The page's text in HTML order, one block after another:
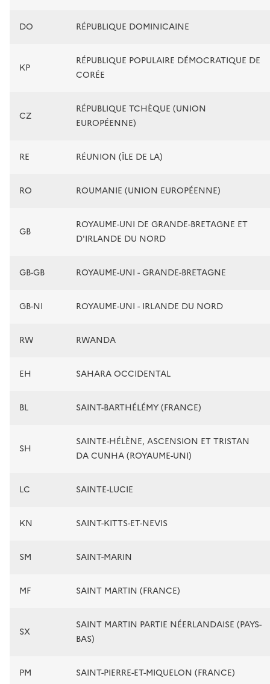
DO RÉPUBLIQUE DOMINICAINE
KP
RÉPUBLIQUE POPULAIRE DÉMOCRATIQUE DE
CORÉE
CZ
RÉPUBLIQUE TCHÈQUE (UNION
EUROPÉENNE)
RE RÉUNION (ÎLE DE LA)
RO ROUMANIE (UNION EUROPÉENNE)
GB
ROYAUME-UNI DE GRANDE-BRETAGNE ET
D'IRLANDE DU NORD
GB-GB ROYAUME-UNI - GRANDE-BRETAGNE
GB-NI ROYAUME-UNI - IRLANDE DU NORD
RW RWANDA
EH SAHARA OCCIDENTAL
BL SAINT-BARTHÉLÉMY (FRANCE)
SH
SAINTE-HÉLÈNE, ASCENSION ET TRISTAN
DA CUNHA (ROYAUME-UNI)
LC SAINTE-LUCIE
KN SAINT-KITTS-ET-NEVIS
SM SAINT-MARIN
MF SAINT MARTIN (FRANCE)
SX
SAINT MARTIN PARTIE NÉERLANDAISE (PAYS-
BAS)
PM SAINT-PIERRE-ET-MIQUELON (FRANCE)